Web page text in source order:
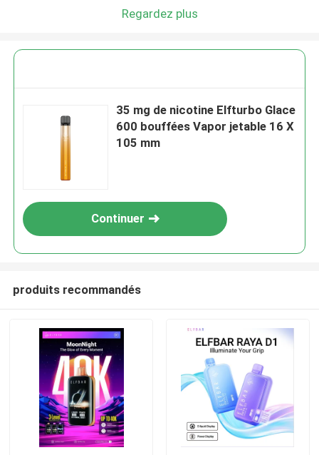
Regardez plus
35 mg de nicotine Elfturbo Glace
600 bouffées Vapor jetable 16 X
105 mm
Continuer
produits recommandés